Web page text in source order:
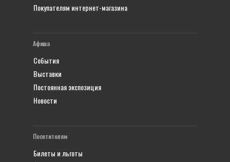
Покупателям интернет-магазина
Посетителям
Билеты и льготы
Афиша
Новости
Постоянная экспозиция
Выставки
События